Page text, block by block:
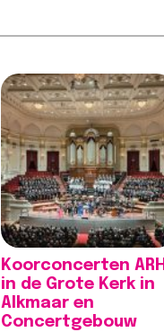
Koorconcerten ARH
in de Grote Kerk in
Alkmaar en
Concertgebouw